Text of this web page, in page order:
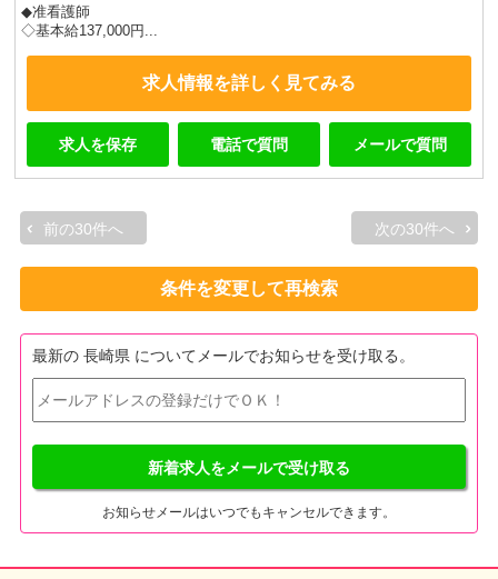
◆准看護師
◇基本給137,000円...
求人情報を詳しく見てみる
求人を保存 電話で質問 メールで質問
前の30件へ 次の30件へ
条件を変更して再検索
最新の 長崎県 についてメールでお知らせを受け取る。
新着求人をメールで受け取る
お知らせメールはいつでもキャンセルできます。